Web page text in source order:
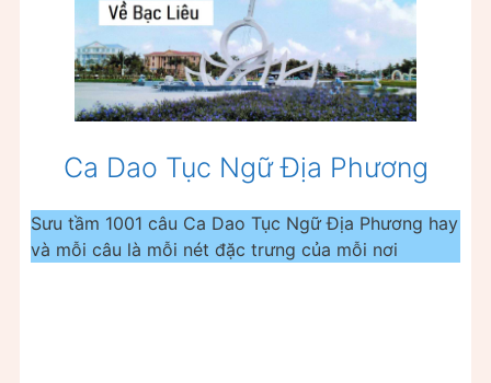
Ca Dao Tục Ngữ Địa Phương
Sưu tầm 1001 câu Ca Dao Tục Ngữ Địa Phương hay
và mỗi câu là mỗi nét đặc trưng của mỗi nơi